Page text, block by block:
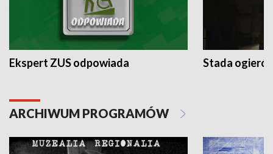
Ekspert ZUS odpowiada Stada
ARCHIWUM PROGRAMÓW